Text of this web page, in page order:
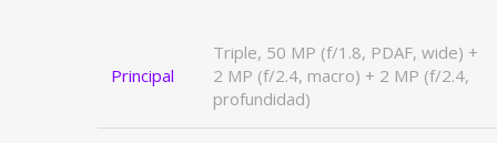
Principal
Triple, 50 MP (f/1.8, PDAF, wide) +
2 MP (f/2.4, macro) + 2 MP (f/2.4,
profundidad)